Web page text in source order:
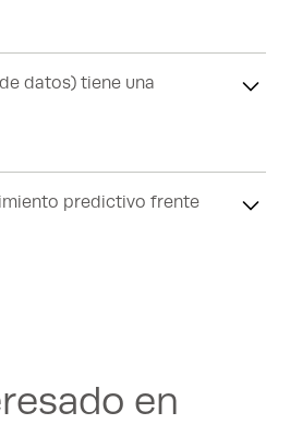
datos) tiene una
predictivo frente
en